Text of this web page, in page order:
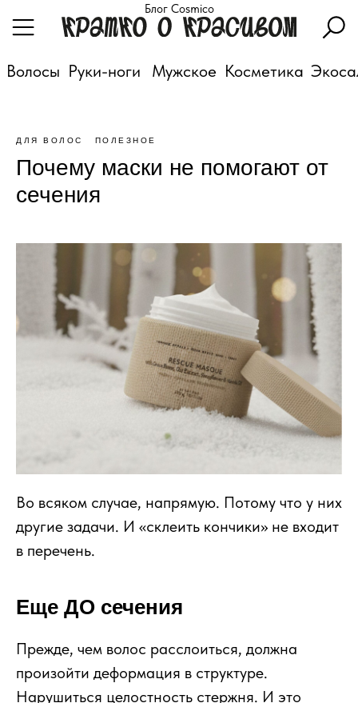
Блог Cosmico
Мужское
Руки-ноги
Волосы Косметика
ДЛЯ ВОЛОС ПОЛЕЗНОЕ
Почему маски не помогают от
сечения
Во всяком случае, напрямую. Потому что у них
другие задачи. И «склеить кончики» не входит
в перечень.
Еще ДО сечения
Прежде, чем волос расслоиться, должна
произойти деформация в структуре.
Нарушиться целостность стержня. И это